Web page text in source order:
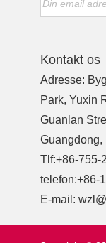
Kontakt os
Adresse:
Park, Yuxin
Guanlan
Guangdong,
Tlf:+86-755-
telefon:+86-
E-mail: